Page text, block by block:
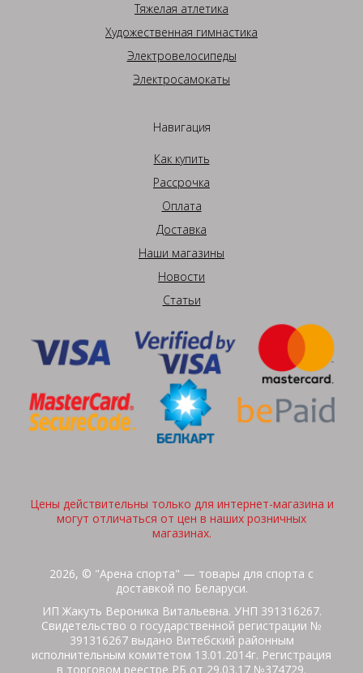
Тяжелая атлетика
Художественная гимнастика
Электровелосипеды
Электросамокаты
Навигация
Как купить
Рассрочка
Оплата
Доставка
Наши магазины
Новости
Статьи
Цены действительны только для интернет-магазина и
могут отличаться от цен в наших розничных
магазинах.
2026, © "Арена спорта" — товары для спорта с
доставкой по Беларуси.
ИП Жакуть Вероника Витальевна. УНП 391316267.
Свидетельство о государственной регистрации №
391316267 выдано Витебский районным
исполнительным комитетом 13.01.2014г. Регистрация
в торговом реестре РБ от 29.03.17 №374729.